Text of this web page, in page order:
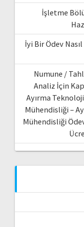
İşletme
İyi Bir Ödev
Numune /
Analiz İçin
Ayırma
Mühendisliği –
Mühendisliği